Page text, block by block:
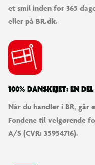
et smil inden for 365
eller på BR.dk.
100% DANSKEJET: EN
Når du handler i BR, går
Fondene til velgørende
A/S (CVR: 35954716).